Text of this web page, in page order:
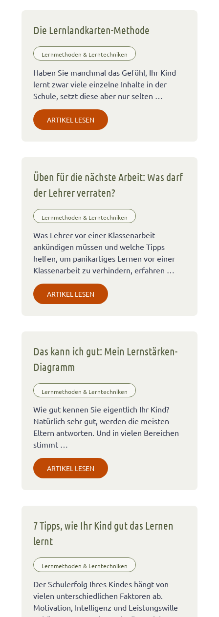
Die Lernlandkarten-Methode
Lernmethoden & Lerntechniken
Haben Sie manchmal das Gefühl, Ihr Kind
lernt zwar viele einzelne Inhalte in der
Schule, setzt diese aber nur selten …
ARTIKEL LESEN
Üben für die nächste Arbeit: Was darf
der Lehrer verraten?
Lernmethoden & Lerntechniken
Was Lehrer vor einer Klassenarbeit
ankündigen müssen und welche Tipps
helfen, um panikartiges Lernen vor einer
Klassenarbeit zu verhindern, erfahren …
ARTIKEL LESEN
Das kann ich gut: Mein Lernstärken-
Diagramm
Lernmethoden & Lerntechniken
Wie gut kennen Sie eigentlich Ihr Kind?
Natürlich sehr gut, werden die meisten
Eltern antworten. Und in vielen Bereichen
stimmt …
ARTIKEL LESEN
7 Tipps, wie Ihr Kind gut das Lernen
lernt
Lernmethoden & Lerntechniken
Der Schulerfolg Ihres Kindes hängt von
vielen unterschiedlichen Faktoren ab.
Motivation, Intelligenz und Leistungswille